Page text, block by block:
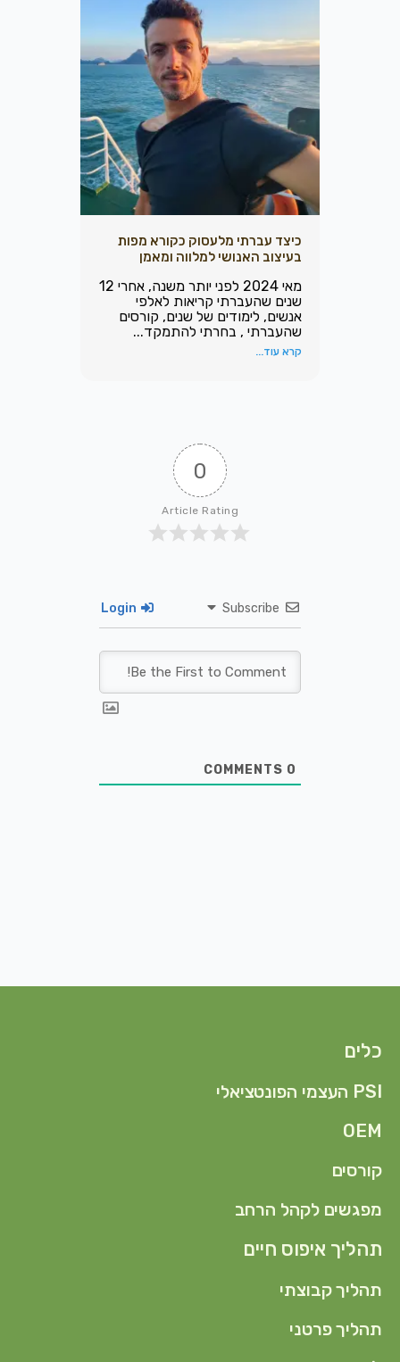
כיצד עברתי מלעסוק כקורא מפות
בעיצוב האנושי למלווה ומאמן
מאי 2024 לפני יותר משנה, אחרי 12
שנים שהעברתי קריאות לאלפי
אנשים, לימודים של שנים, קורסים
שהעברתי , בחרתי להתמקד...
קרא עוד...
0
Article Rating
Subscribe
0
כלים
PSI העצמי הפונטציאלי
OEM
קורסים
מפגשים לקהל הרחב
תהליך איפוס חיים
תהליך קבוצתי
תהליך פרטני